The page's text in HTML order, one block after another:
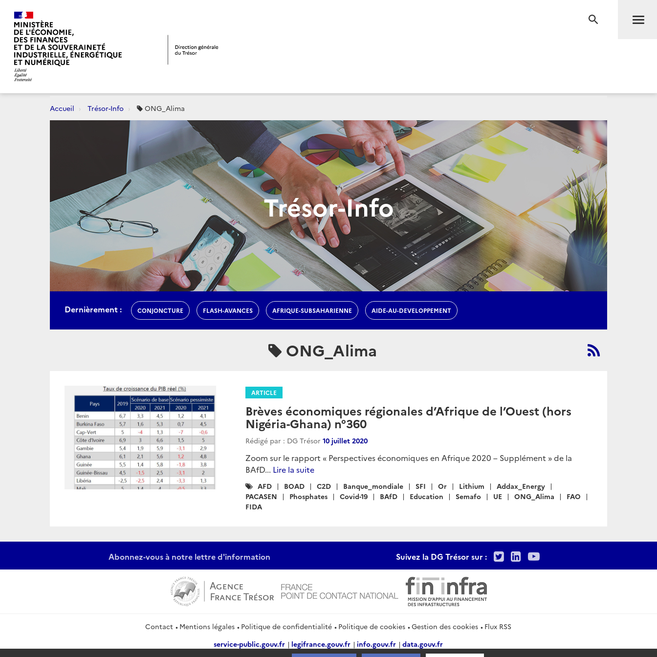
RECHERCHE
Accueil Trésor-Info ONG_Alima
Trésor-Info
Dernièrement : CONJONCTURE FLASH-AVANCES AFRIQUE-SUBSAHARIENNE AIDE-AU-DEVELOPPEMENT
ONG_Alima
ARTICLE
Brèves économiques régionales d’Afrique de l’Ouest (hors
Nigéria-Ghana) n°360
Rédigé par : DG Trésor 10 juillet 2020
Zoom sur le rapport « Perspectives économiques en Afrique 2020 – Supplément » de la
BAfD... Lire la suite
Catégories
:
AFD BOAD C2D Banque_mondiale SFI Or Lithium
Addax_Energy
PACASEN
Phosphates Covid-19 BAfD Education Semafo UE ONG_Alima
FAO
FIDA
Abonnez-vous à notre lettre d'information Suivez la DG Trésor sur : TwitterLinkedIn
Youtube
Contact Mentions légales Politique de confidentialité Politique de cookies Gestion des cookies
Flux RSS
service-public.gouv.fr
legifrance.gouv.fr info.gouv.fr
data.gouv.fr